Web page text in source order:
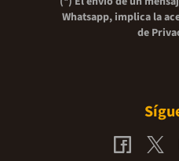
Whatsapp, implica la
de